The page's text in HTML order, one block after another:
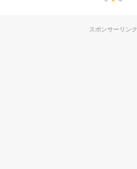
スポンサーリンク